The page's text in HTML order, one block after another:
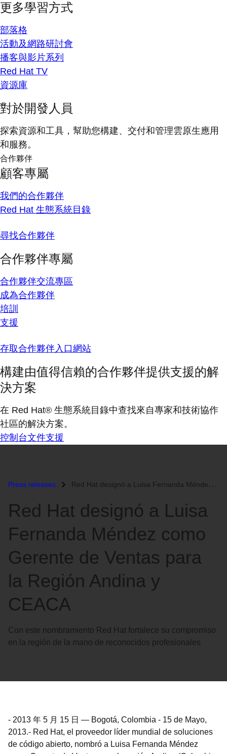
更多學習方式
部落格
活動及網路研討會
播客與影片系列
Red Hat TV
資源庫
對於開發人員
探索資源和工具，幫助您構建、交付和管理雲原生應用
和服務。
合作夥伴
顧客專屬
我們的合作夥伴
Red Hat 生態系統目錄
尋找合作夥伴
合作夥伴專屬
合作夥伴交流專區
成為合作夥伴
培訓
支援
存取合作夥伴入口網站
構建由值得信賴的合作夥伴提供支援的解
決方案
在 Red Hat® 生態系統目錄中查找來自專家和技術協作
社區的解決方案。
控制台文件支援
Press releases Red Hat designó a Luisa Fernanda Méndez como Gerente de Ventas para la...
Red Hat designó a Luisa
Fernanda Méndez como
Gerente de Ventas para
la Región Andina y
CEACA
Con este nombramiento Red Hat fortalece su compromiso
en la región de la mano de reconocidos profesionales
- 2013 年 5 月 15 日 — Bogotá, Colombia - 15 de Mayo,
2013.- Red Hat, el proveedor líder mundial de soluciones
de código abierto, nombró a Luisa Fernanda Méndez